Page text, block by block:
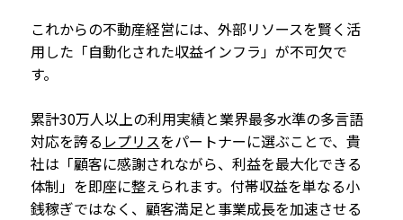
これからの不動産経営には、外部リソースを賢く活
用した「自動化された収益インフラ」が不可欠で
す。
累計30万人以上の利用実績と業界最多水準の多言語
対応を誇る レプリスをパートナーに選ぶことで、貴
社は「顧客に感謝されながら、利益を最大化できる
体制」を即座に整えられます。付帯収益を単なる小
銭稼ぎではなく、顧客満足と事業成長を加速させる